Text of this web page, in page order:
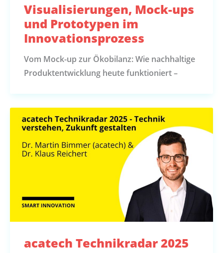
Visualisierungen, Mock-ups
und Prototypen im
Innovationsprozess
Vom Mock-up zur Ökobilanz: Wie nachhaltige
Produktentwicklung heute funktioniert –
acatech Technikradar 2025